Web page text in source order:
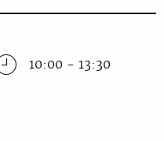
10:00 - 13:30